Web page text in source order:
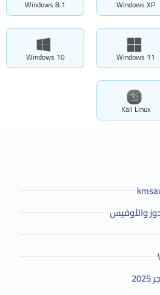
Windows XP
Windows 8.1
Windows 11
Windows 10
Kali Linux